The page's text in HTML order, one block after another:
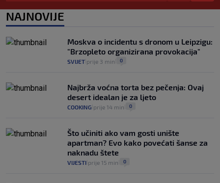
14
zdravstvenu iskaznicu". Kakva su prava
pacijenata izvan mjesta prebivališta?
|1. kol. 1
NAJNOVIJE
Moskva o incidentu s dronom u Leipzigu:
"Brzopleto organizirana provokacija"
SVIJET prije 3 min 0
Najbrža voćna torta bez pečenja: Ovaj
desert idealan je za ljeto
COOKING prije 14 min 0
Što učiniti ako vam gosti unište
apartman? Evo kako povećati šanse za
naknadu štete
VIJESTI prije 15 min 0